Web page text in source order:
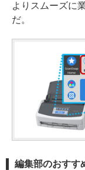
よりスムーズに
だ。
編集部のおすす